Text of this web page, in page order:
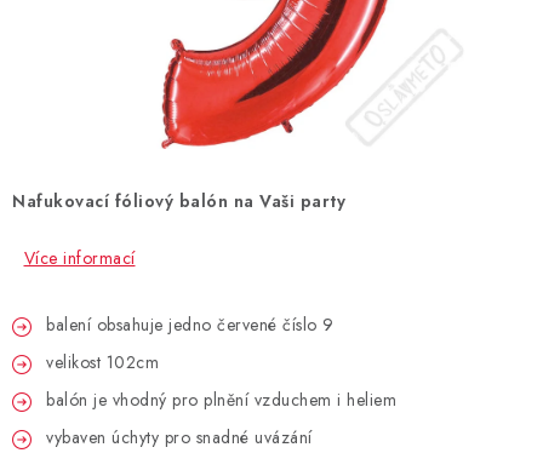
DORTOVÉ SVÍČKY A OZDOBY
DÁRKOVÉ TAŠKY A SÁČKY
DÁRKY
HELIUM NA BALÓNKY
LAMPIONY
OSLAVA PODLE BAREV
Nafukovací fóliový balón na Vaši party
Více informací
balení obsahuje jedno červené číslo 9
velikost 102cm
balón je vhodný pro plnění vzduchem i heliem
vybaven úchyty pro snadné uvázání